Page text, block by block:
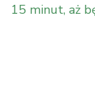
15 minut, aż